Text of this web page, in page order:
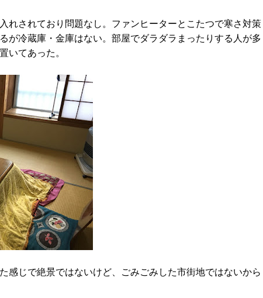
れされており問題なし。ファンヒーターとこたつで寒さ対策
が冷蔵庫・金庫はない。部屋でダラダラまったりする人が多
いてあった。
感じで絶景ではないけど、ごみごみした市街地ではないから